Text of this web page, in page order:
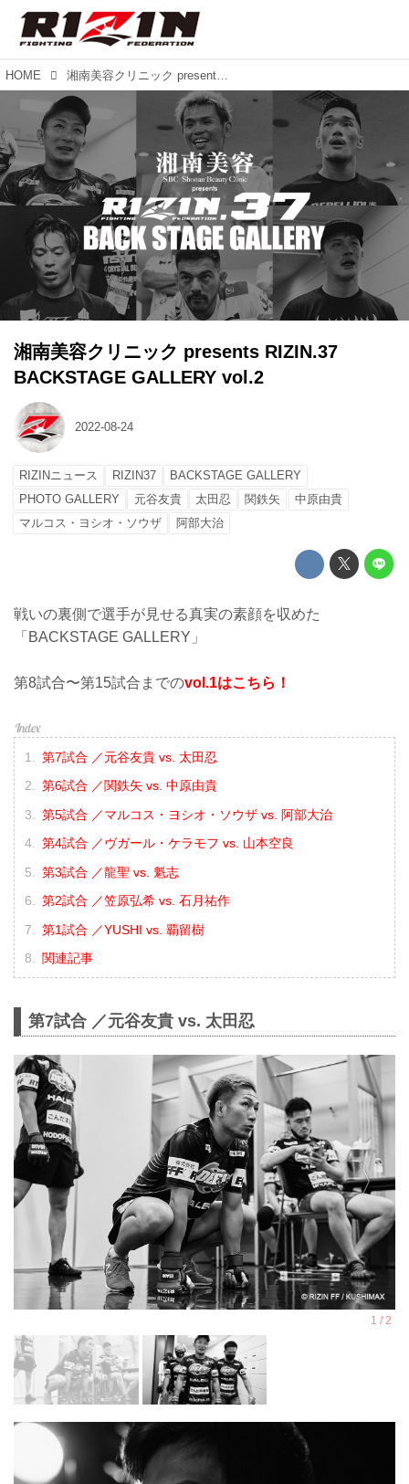
HOME 湘南美容クリニック presents RIZIN.37 BACKSTAGE GALLERY vol.2
湘南美容クリニック presents RIZIN.37
BACKSTAGE GALLERY vol.2
2022-08-24
RIZINニュース RIZIN37
BACKSTAGE GALLERY
PHOTO GALLERY
元谷友貴 太田忍 関鉄矢
中原由貴
マルコス・ヨシオ・ソウザ
阿部大治
戦いの裏側で選手が見せる真実の素顔を収めた
「BACKSTAGE GALLERY」
第8試合〜第15試合までのvol.1はこちら！
第7試合 ／元谷友貴 vs. 太田忍
第6試合 ／関鉄矢 vs. 中原由貴
第5試合 ／マルコス・ヨシオ・ソウザ vs. 阿部大治
第4試合 ／ヴガール・ケラモフ vs. 山本空良
第3試合 ／龍聖 vs. 魁志
第2試合 ／笠原弘希 vs. 石月祐作
第1試合 ／YUSHI vs. 覇留樹
関連記事
第7試合 ／元谷友貴 vs. 太田忍